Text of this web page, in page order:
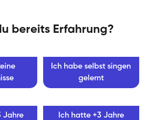
bereits Erfahrung?
Ich habe selbst singen
gelernt
Jahre
Ich hatte +3 Jahre